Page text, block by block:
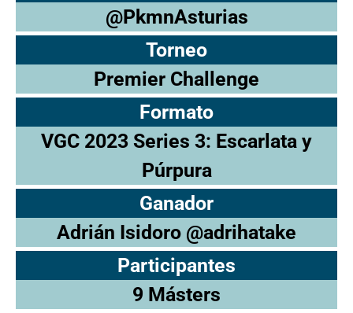
@PkmnAsturias
Torneo
Premier Challenge
Formato
VGC 2023 Series 3: Escarlata y
Púrpura
Ganador
Adrián Isidoro @adrihatake
Participantes
9 Másters